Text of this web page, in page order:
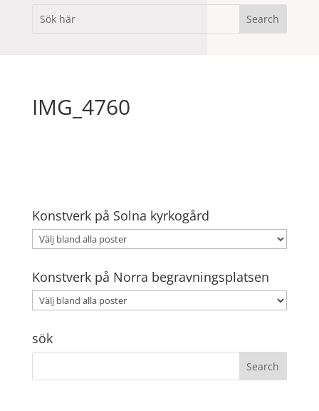
IMG_4760
Konstverk på Solna kyrkogård
Konstverk på Norra begravningsplatsen
sök